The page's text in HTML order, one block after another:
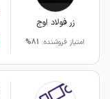
زر فولاد اوج
امتیاز فروشنده: 81%